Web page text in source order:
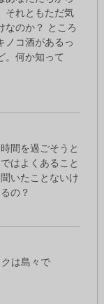
それともただ気
なのか？ ところ
ノコ酒があるっ
。何か知って
間を過ごそうと
はよくあること
いたことないけ
の？
は島々で